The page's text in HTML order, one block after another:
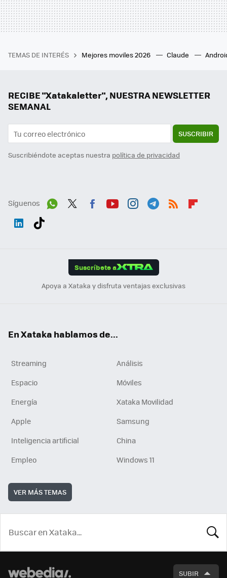
TEMAS DE INTERÉS Mejores moviles 2026 Claude
RECIBE "Xatakaletter", NUESTRA NEWSLETTER
SEMANAL
SUSCRIBIR
Suscribiéndote aceptas nuestra política de privacidad
Síguenos
Suscríbete a
Apoya a Xataka y disfruta ventajas exclusivas
En Xataka hablamos de...
Streaming
Análisis
Espacio
Móviles
Energía
Xataka Movilidad
Apple
Samsung
Inteligencia artificial
China
Empleo
Windows 11
VER MÁS TEMAS
SUBIR